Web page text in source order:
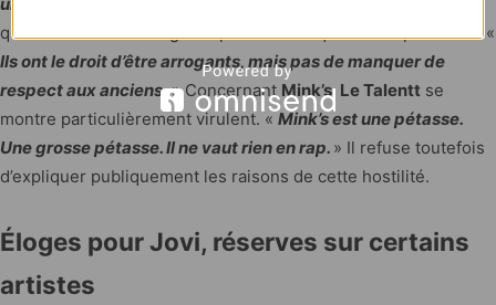
qu’ils doivent davantage respecter ceux qui les ont précédés. «
Ils ont le droit d’être arrogants, mais pas de manquer de
respect aux anciens.» Concernant Mink’s, Le Talentt se
montre particulièrement virulent. «Mink’s est une pétasse.
Une grosse pétasse. Il ne vaut rien en rap. » Il refuse toutefois
d’expliquer publiquement les raisons de cette hostilité.
Éloges pour Jovi, réserves sur certains
artistes